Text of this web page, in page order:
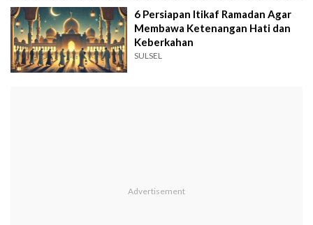
6 Persiapan Itikaf Ramadan Agar
Membawa Ketenangan Hati dan
Keberkahan
SULSEL